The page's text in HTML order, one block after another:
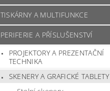
TISKÁRNY A MULTIFUNKCE
PERIFERIE A PŘÍSLUŠENSTVÍ
PROJEKTORY A PREZENTAČNÍ
TECHNIKA
SKENERY A GRAFICKÉ TABLETY